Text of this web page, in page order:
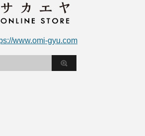
www.omi-gyu.com